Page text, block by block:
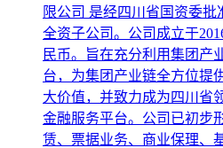
限公司 是经四川省国资委
全资子公司。公司成立于
民币。旨在充分利用集团产
台，为集团产业链全方位提
大价值，并致力成为四川省
金融服务平台。公司已初步
赁、票据业务、商业保理、